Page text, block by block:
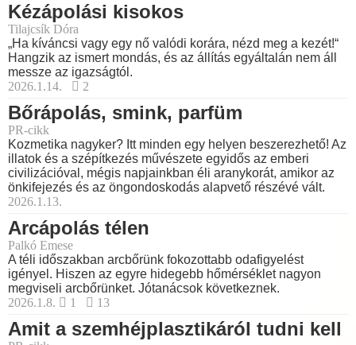
Kézápolási kisokos
Tilajcsík Dóra
„Ha kíváncsi vagy egy nő valódi korára, nézd meg a kezét!“
Hangzik az ismert mondás, és az állítás egyáltalán nem áll
messze az igazságtól.
2026.1.14.
2
Bőrápolás, smink, parfüm
PR-cikk
Kozmetika nagyker? Itt minden egy helyen beszerezhető! Az
illatok és a szépítkezés művészete egyidős az emberi
civilizációval, mégis napjainkban éli aranykorát, amikor az
önkifejezés és az öngondoskodás alapvető részévé vált.
2026.1.13.
Arcápolás télen
Palkó Emese
A téli időszakban arcbőrünk fokozottabb odafigyelést
igényel. Hiszen az egyre hidegebb hőmérséklet nagyon
megviseli arcbőrünket. Jótanácsok következnek.
2026.1.8.
1 13
Amit a szemhéjplasztikáról tudni kell